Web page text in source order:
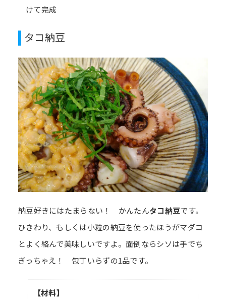
けて完成
タコ納豆
納豆好きにはたまらない！ かんたんタコ納豆です。
ひきわり、もしくは小粒の納豆を使ったほうがマダコ
とよく絡んで美味しいですよ。面倒ならシソは手でち
ぎっちゃえ！ 包丁いらずの1品です。
【材料】